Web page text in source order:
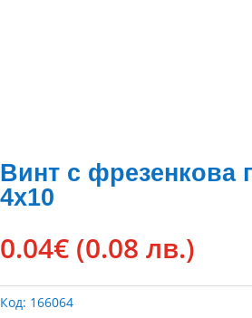
Винт с фрезенкова
4х10
0.04€ (0.08 лв.)
Код: 166064